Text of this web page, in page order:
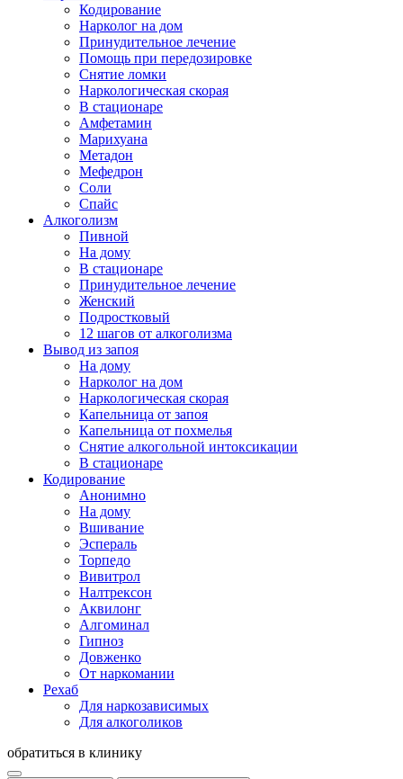
Кодирование
Нарколог на дом
Принудительное лечение
Помощь при передозировке
Снятие ломки
Наркологическая скорая
В стационаре
Амфетамин
Марихуана
Метадон
Мефедрон
Соли
Спайс
Алкоголизм
Пивной
На дому
В стационаре
Принудительное лечение
Женский
Подростковый
12 шагов от алкоголизма
Вывод из запоя
На дому
Нарколог на дом
Наркологическая скорая
Капельница от запоя
Капельница от похмелья
Снятие алкогольной интоксикации
В стационаре
Кодирование
Анонимно
На дому
Вшивание
Эспераль
Торпедо
Вивитрол
Налтрексон
Аквилонг
Алгоминал
Гипноз
Довженко
От наркомании
Рехаб
Для наркозависимых
Для алкоголиков
обратиться в клинику